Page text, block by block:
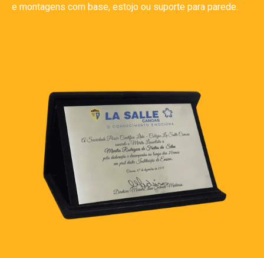
e montagens com base, estojo ou suporte para parede.